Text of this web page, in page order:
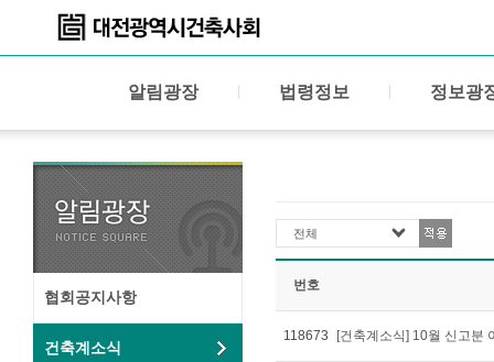
알림광장 법령정보 정보광
협회공지사항
건축계소식
전체
번호
118673 [건축계소식] 10월 신고분